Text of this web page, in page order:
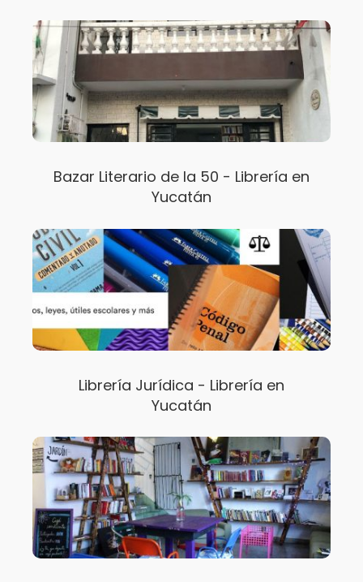
Bazar Literario de la 50 - Librería en
Yucatán
Librería Jurídica - Librería en
Yucatán